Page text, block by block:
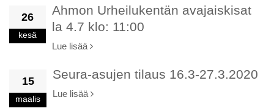
26
kesä
Ahmon Urheilukentän avajaiskisat
la 4.7 klo: 11:00
Lue lisää
15
maalis
Seura-asujen tilaus 16.3-27.3.2020
Lue lisää